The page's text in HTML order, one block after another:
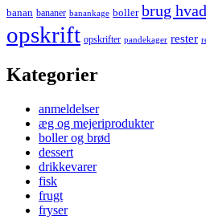
banan bananer banankage boller brug
opskrift opskrifter pandekager rester
Kategorier
anmeldelser
æg og mejeriprodukter
boller og brød
dessert
drikkevarer
fisk
frugt
fryser